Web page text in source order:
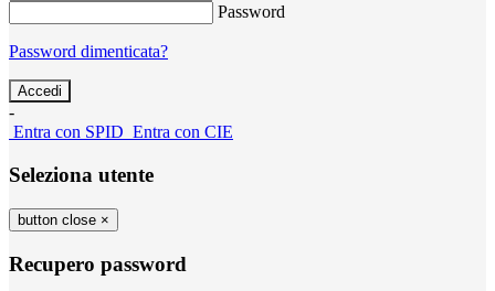
Password
Password dimenticata?
-
Entra con SPID Entra con CIE
Seleziona utente
button close ×
Recupero password